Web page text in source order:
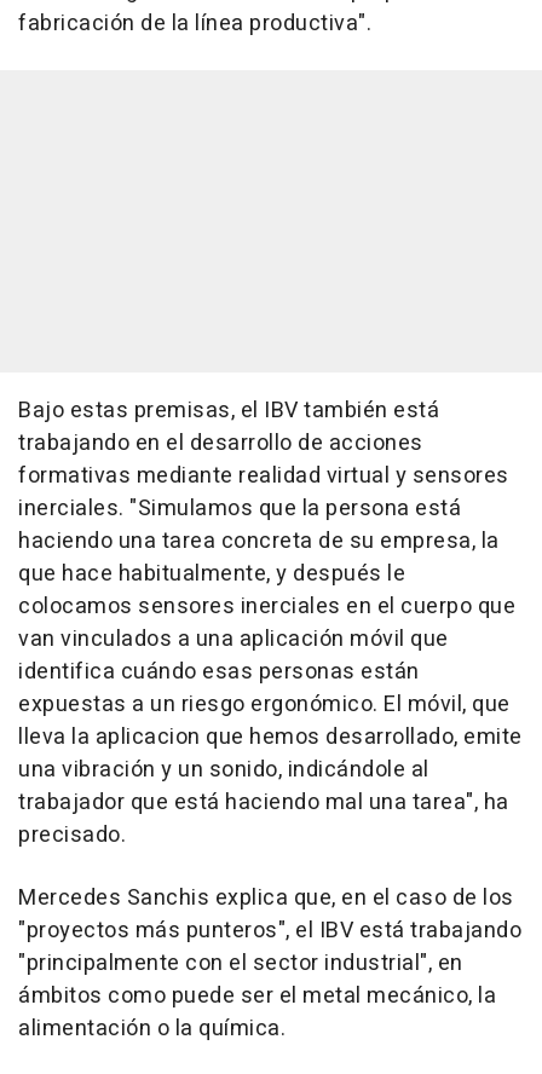
fabricación de la línea productiva".
Bajo estas premisas, el IBV también está
trabajando en el desarrollo de acciones
formativas mediante realidad virtual y sensores
inerciales. "Simulamos que la persona está
haciendo una tarea concreta de su empresa, la
que hace habitualmente, y después le
colocamos sensores inerciales en el cuerpo que
van vinculados a una aplicación móvil que
identifica cuándo esas personas están
expuestas a un riesgo ergonómico. El móvil, que
lleva la aplicacion que hemos desarrollado, emite
una vibración y un sonido, indicándole al
trabajador que está haciendo mal una tarea", ha
precisado.
Mercedes Sanchis explica que, en el caso de los
"proyectos más punteros", el IBV está trabajando
"principalmente con el sector industrial", en
ámbitos como puede ser el metal mecánico, la
alimentación o la química.